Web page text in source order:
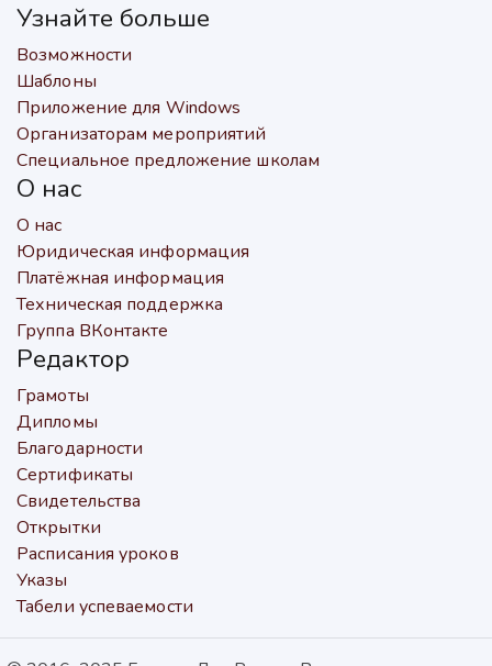
Узнайте больше
Возможности
Шаблоны
Приложение для Windows
Организаторам мероприятий
Специальное предложение школам
О нас
О нас
Юридическая информация
Платёжная информация
Техническая поддержка
Группа ВКонтакте
Редактор
Грамоты
Дипломы
Благодарности
Сертификаты
Свидетельства
Открытки
Расписания уроков
Указы
Табели успеваемости